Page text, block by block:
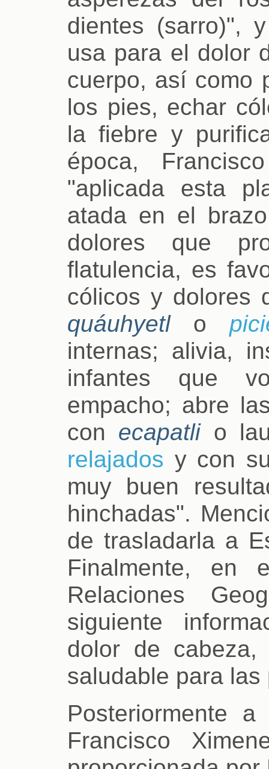
dientes (sarro)",
usa para el dolor
cuerpo, así como
los pies, echar
la fiebre y
época,
"aplicada esta
atada en el
dolores que
flatulencia, es
cólicos y dolores
quáuhyetlo
internas; alivia,
infantes que
empacho; abre
con ecapatlio
relajados y con
muy buen
hinchadas".
de trasladarla a
Finalmente, en
Relaciones
siguiente
dolor de
saludable para
Posteriormente
Francisco